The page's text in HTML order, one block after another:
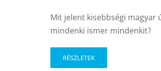
Mit jelent kisebbségi magyar
mindenki ismer mindenkit?
RÉSZLETEK